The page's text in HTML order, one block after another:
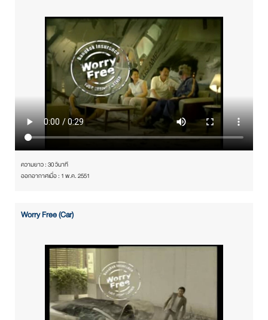
ความยาว : 30 วินาที
ออกอากาศเมื่อ : 1 พ.ค. 2551
Worry Free (Car)